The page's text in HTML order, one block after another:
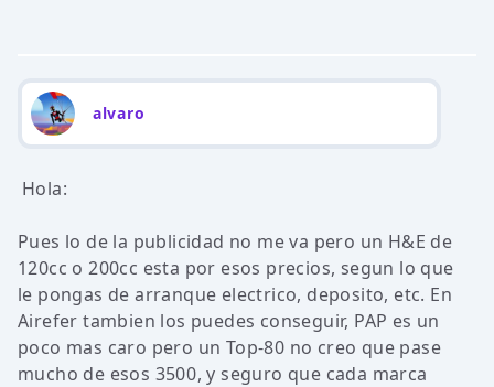
alvaro
Hola:
Pues lo de la publicidad no me va pero un H&E de
120cc o 200cc esta por esos precios, segun lo que
le pongas de arranque electrico, deposito, etc. En
Airefer tambien los puedes conseguir, PAP es un
poco mas caro pero un Top-80 no creo que pase
mucho de esos 3500, y seguro que cada marca